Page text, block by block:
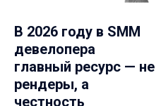
В 2026 году в SMM
девелопера
главный ресурс — не
рендеры, а
честность